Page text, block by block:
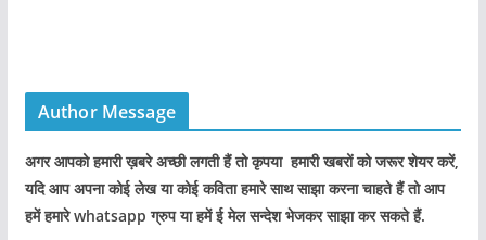
Author Message
अगर आपको हमारी ख़बरे अच्छी लगती हैं तो कृपया हमारी खबरों को जरूर शेयर करें,
यदि आप अपना कोई लेख या कोई कविता हमारे साथ साझा करना चाहते हैं तो आप
हमें हमारे whatsapp ग्रुप या हमें ई मेल सन्देश भेजकर साझा कर सकते हैं.